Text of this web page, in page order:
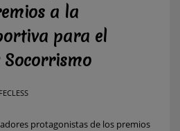
a la
para el
FECLESS
protagonistas de los premios